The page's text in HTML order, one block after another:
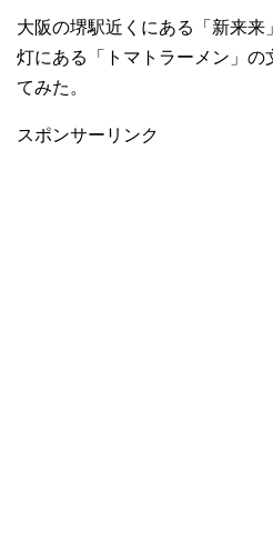
大阪の堺駅近くにある「新来
灯にある「トマトラーメン」の
てみた。
スポンサーリンク